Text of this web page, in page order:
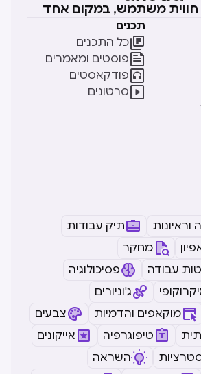
חווית משתמש, במקום אחד
תכנים
כל התכנים
פוסטים ומאמרים
פודקאסטים
סרטונים
וראיונות
תיק עבודות
מחקר
עבודה
פסיכולוגיה
ג'וניורים
מוקאפים והדמיות
צבעים
טיפוגרפיה
אייקונים
השראה